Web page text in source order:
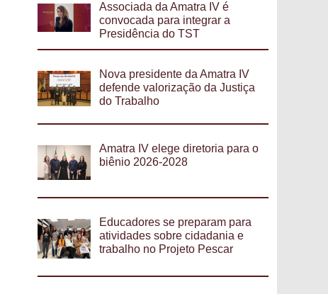
Associada da Amatra IV é
convocada para integrar a
Presidência do TST
Nova presidente da Amatra IV
defende valorização da Justiça
do Trabalho
Amatra IV elege diretoria para o
biênio 2026-2028
Educadores se preparam para
atividades sobre cidadania e
trabalho no Projeto Pescar